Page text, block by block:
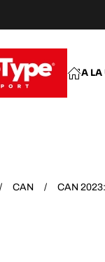
A LA
CAN
CAN